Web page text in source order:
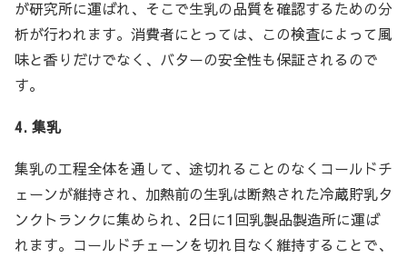
が研究所に運ばれ、そこで生乳の品質を確認するための分
析が行われます。消費者にとっては、この検査によって風
味と香りだけでなく、バターの安全性も保証されるので
す。
4. 集乳
集乳の工程全体を通して、途切れることのなくコールドチ
ェーンが維持され、加熱前の生乳は断熱された冷蔵貯乳タ
ンクトランクに集められ、2日に1回乳製品製造所に運ば
れます。コールドチェーンを切れ目なく維持することで、